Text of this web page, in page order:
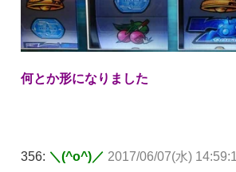
何とか形になりました
356: ＼(^o^)／ 2017/06/07(水)